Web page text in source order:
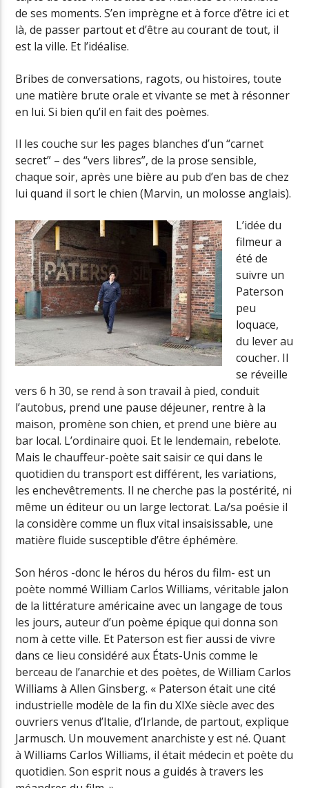
de ses moments. S’en imprègne et à force d’être ici et
là, de passer partout et d’être au courant de tout, il
est la ville. Et l’idéalise.
Bribes de conversations, ragots, ou histoires, toute
une matière brute orale et vivante se met à résonner
en lui. Si bien qu’il en fait des poèmes.
Il les couche sur les pages blanches d’un “carnet
secret” – des “vers libres”, de la prose sensible,
chaque soir, après une bière au pub d’en bas de chez
lui quand il sort le chien (Marvin, un molosse anglais).
L’idée du
filmeur a
été de
suivre un
Paterson
peu
loquace,
du lever au
coucher. Il
se réveille
vers 6 h 30, se rend à son travail à pied, conduit
l’autobus, prend une pause déjeuner, rentre à la
maison, promène son chien, et prend une bière au
bar local. L’ordinaire quoi. Et le lendemain, rebelote.
Mais le chauffeur-poète sait saisir ce qui dans le
quotidien du transport est différent, les variations,
les enchevêtrements. Il ne cherche pas la postérité, ni
même un éditeur ou un large lectorat. La/sa poésie il
la considère comme un flux vital insaisissable, une
matière fluide susceptible d’être éphémère.
Son héros -donc le héros du héros du film- est un
poète nommé William Carlos Williams, véritable jalon
de la littérature américaine avec un langage de tous
les jours, auteur d’un poème épique qui donna son
nom à cette ville. Et Paterson est fier aussi de vivre
dans ce lieu considéré aux États-Unis comme le
berceau de l’anarchie et des poètes, de William Carlos
Williams à Allen Ginsberg. « Paterson était une cité
industrielle modèle de la fin du XIXe siècle avec des
ouvriers venus d’Italie, d’Irlande, de partout, explique
Jarmusch. Un mouvement anarchiste y est né. Quant
à Williams Carlos Williams, il était médecin et poète du
quotidien. Son esprit nous a guidés à travers les